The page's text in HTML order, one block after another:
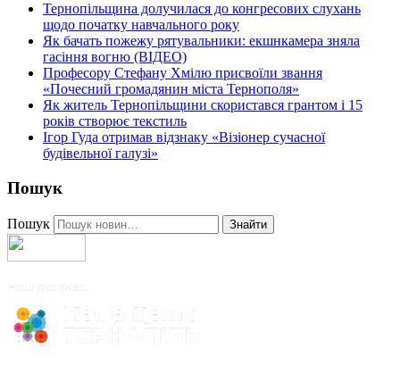
Тернопільщина долучилася до конгресових слухань
щодо початку навчального року
Як бачать пожежу рятувальники: екшнкамера зняла
гасіння вогню (ВІДЕО)
Професору Стефану Хмілю присвоїли звання
«Почесний громадянин міста Тернополя»
Як житель Тернопільщини скористався грантом і 15
років створює текстиль
Ігор Гуда отримав відзнаку «Візіонер сучасної
будівельної галузі»
Пошук
Пошук Знайти